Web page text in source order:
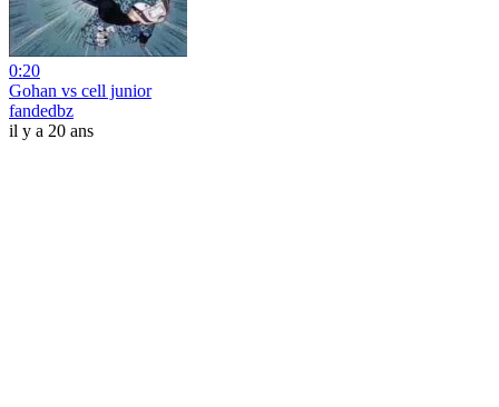
0:20
Gohan vs cell junior
fandedbz
il y a 20 ans